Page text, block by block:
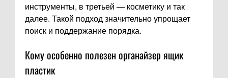
инструменты, в третьей — косметику и так
далее. Такой подход значительно упрощает
поиск и поддержание порядка.
Кому особенно полезен органайзер ящик
пластик